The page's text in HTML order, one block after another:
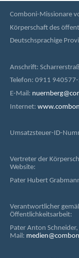
Comboni-Missionare
Körperschaft des
Deutschsprachige
Anschrift:
Telefon: 0911
E-Mail:
Internet:
Umsatzsteuer-ID-
Vertreter der
Website:
Pater Hubert
Verantwortlicher
Öffentlichkeitsarbeit:
Pater Anton
Mail: